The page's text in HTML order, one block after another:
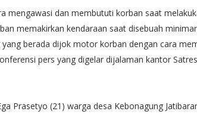
mengawasi dan membututi korban saat
memakirkan kendaraan saat disebuah
berada dijok motor korban dengan cara
pers yang digelar dijalaman kantor
Prasetyo (21) warga desa Kebonagung